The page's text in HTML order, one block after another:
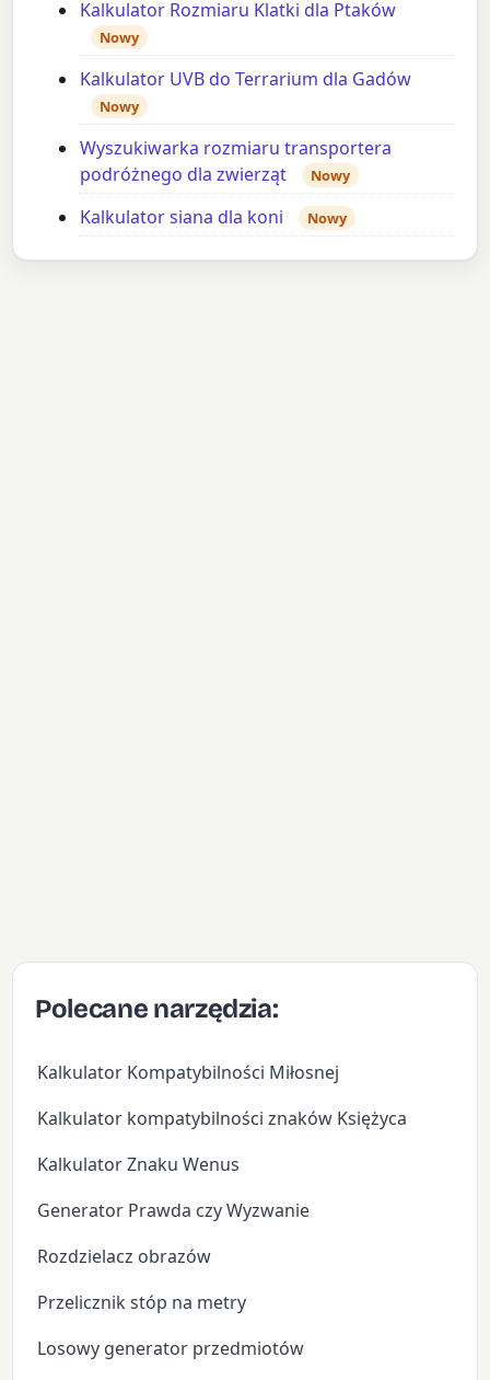
Kalkulator Rozmiaru Klatki dla Ptaków
Nowy
Kalkulator UVB do Terrarium dla Gadów
Nowy
Wyszukiwarka rozmiaru transportera
podróżnego dla zwierząt
Nowy
Kalkulator siana dla koni Nowy
Polecane narzędzia:
Kalkulator Kompatybilności Miłosnej
Kalkulator kompatybilności znaków Księżyca
Kalkulator Znaku Wenus
Generator Prawda czy Wyzwanie
Rozdzielacz obrazów
Przelicznik stóp na metry
Losowy generator przedmiotów